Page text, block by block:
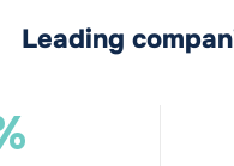
Leading